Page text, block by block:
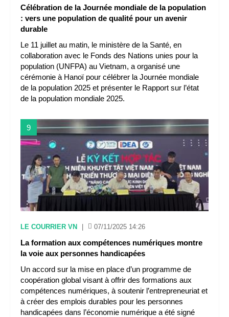
Célébration de la Journée mondiale de la population
: vers une population de qualité pour un avenir
durable
Le 11 juillet au matin, le ministère de la Santé, en
collaboration avec le Fonds des Nations unies pour la
population (UNFPA) au Vietnam, a organisé une
cérémonie à Hanoï pour célébrer la Journée mondiale
de la population 2025 et présenter le Rapport sur l’état
de la population mondiale 2025.
9
LE COURRIER VN 07/11/2025 14:26
La formation aux compétences numériques montre
la voie aux personnes handicapées
Un accord sur la mise en place d’un programme de
coopération global visant à offrir des formations aux
compétences numériques, à soutenir l’entrepreneuriat et
à créer des emplois durables pour les personnes
handicapées dans l’économie numérique a été signé